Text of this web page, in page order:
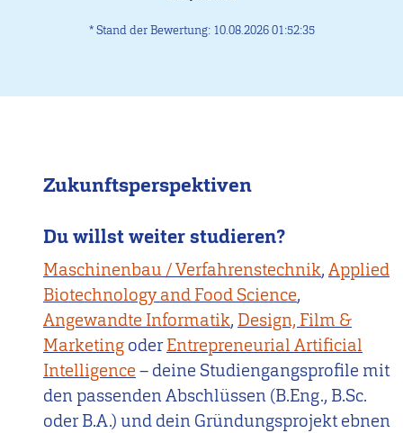
* Stand der Bewertung: 10.08.2026 01:52:35
Zukunftsperspektiven
Du willst weiter studieren?
Maschinenbau / Verfahrenstechnik, Applied
Biotechnology and Food Science,
Angewandte Informatik, Design, Film &
Marketing oderEntrepreneurial Artificial
Intelligence – deine Studiengangsprofile mit
den passenden Abschlüssen (B.Eng., B.Sc.
oder B.A.) und dein Gründungsprojekt ebnen